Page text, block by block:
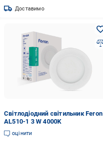
Доставимо
Світлодіодний світильник Feron
AL510-1 3 W 4000K
оцінити